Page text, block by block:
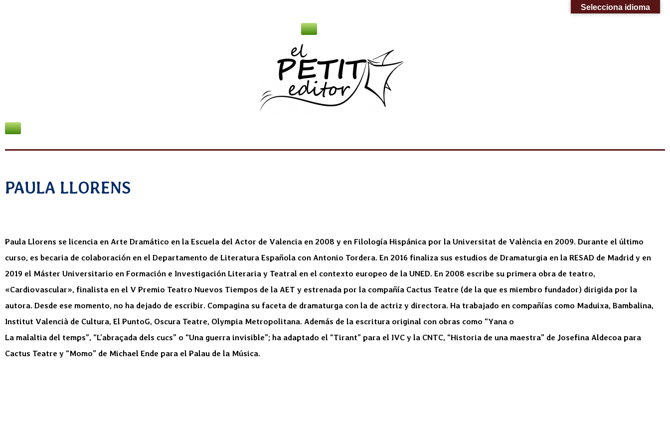
PAULA LLORENS
Paula Llorens se licencia en Arte Dramático en la Escuela del Actor de Valencia en 2008 y en Filología Hispánica por la Universitat de València en 2009. Durante el último
curso, es becaria de colaboración en el Departamento de Literatura Española con Antonio Tordera. En 2016 finaliza sus estudios de Dramaturgia en la RESAD de Madrid y en
2019 el Máster Universitario en Formación e Investigación Literaria y Teatral en el contexto europeo de la UNED. En 2008 escribe su primera obra de teatro,
«Cardiovascular», finalista en el V Premio Teatro Nuevos Tiempos de la AET y estrenada por la compañía Cactus Teatre (de la que es miembro fundador) dirigida por la
autora. Desde ese momento, no ha dejado de escribir. Compagina su faceta de dramaturga con la de actriz y directora. Ha trabajado en compañías como Maduixa, Bambalina,
Institut Valencià de Cultura, El PuntoG, Oscura Teatre, Olympia Metropolitana. Además de la escritura original con obras como “Yana o
La malaltia del temps”, “L’abraçada dels cucs” o “Una guerra invisible”; ha adaptado el “Tirant” para el IVC y la CNTC, “Historia de una maestra” de Josefina Aldecoa para
Cactus Teatre y “Momo” de Michael Ende para el Palau de la Música.
Selecciona idioma